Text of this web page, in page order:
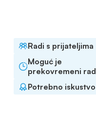
Radi s prijateljima
Moguć je
prekovremeni rad
Potrebno iskustvo